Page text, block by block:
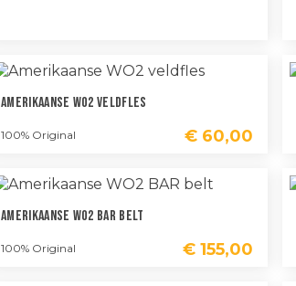
Amerikaanse WO2 Veldfles
100% Original € 60,00
Amerikaanse WO2 BAR Belt
100% Original € 155,00